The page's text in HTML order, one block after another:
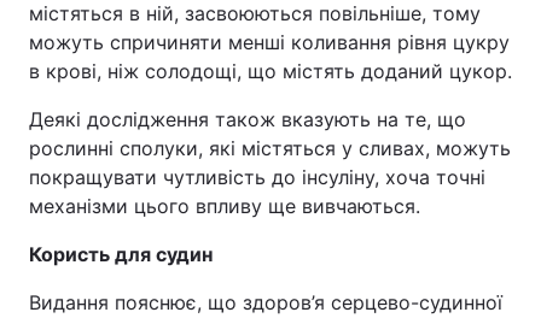
містяться в ній, засвоюються повільніше, тому
можуть спричиняти менші коливання рівня цукру
в крові, ніж солодощі, що містять доданий цукор.
Деякі дослідження також вказують на те, що
рослинні сполуки, які містяться у сливах, можуть
покращувати чутливість до інсуліну, хоча точні
механізми цього впливу ще вивчаються.
Користь для судин
Видання пояснює, що здоров’я серцево-судинної